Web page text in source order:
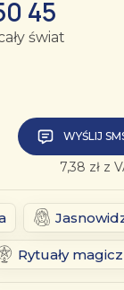
45
świat
WYŚLIJ
7,38 zł z
Rytuały